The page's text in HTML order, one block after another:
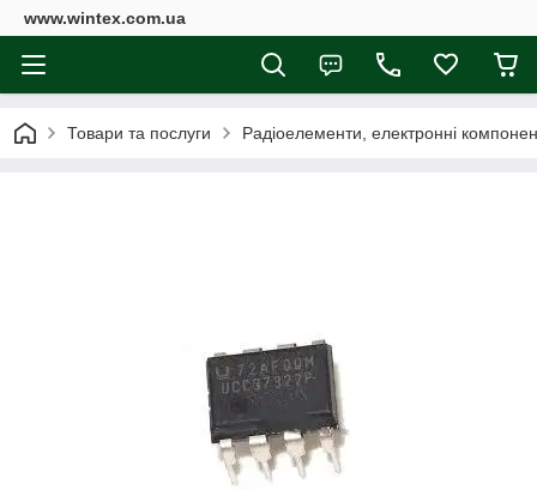
www.wintex.com.ua
Товари та послуги Радіоелементи, електронні